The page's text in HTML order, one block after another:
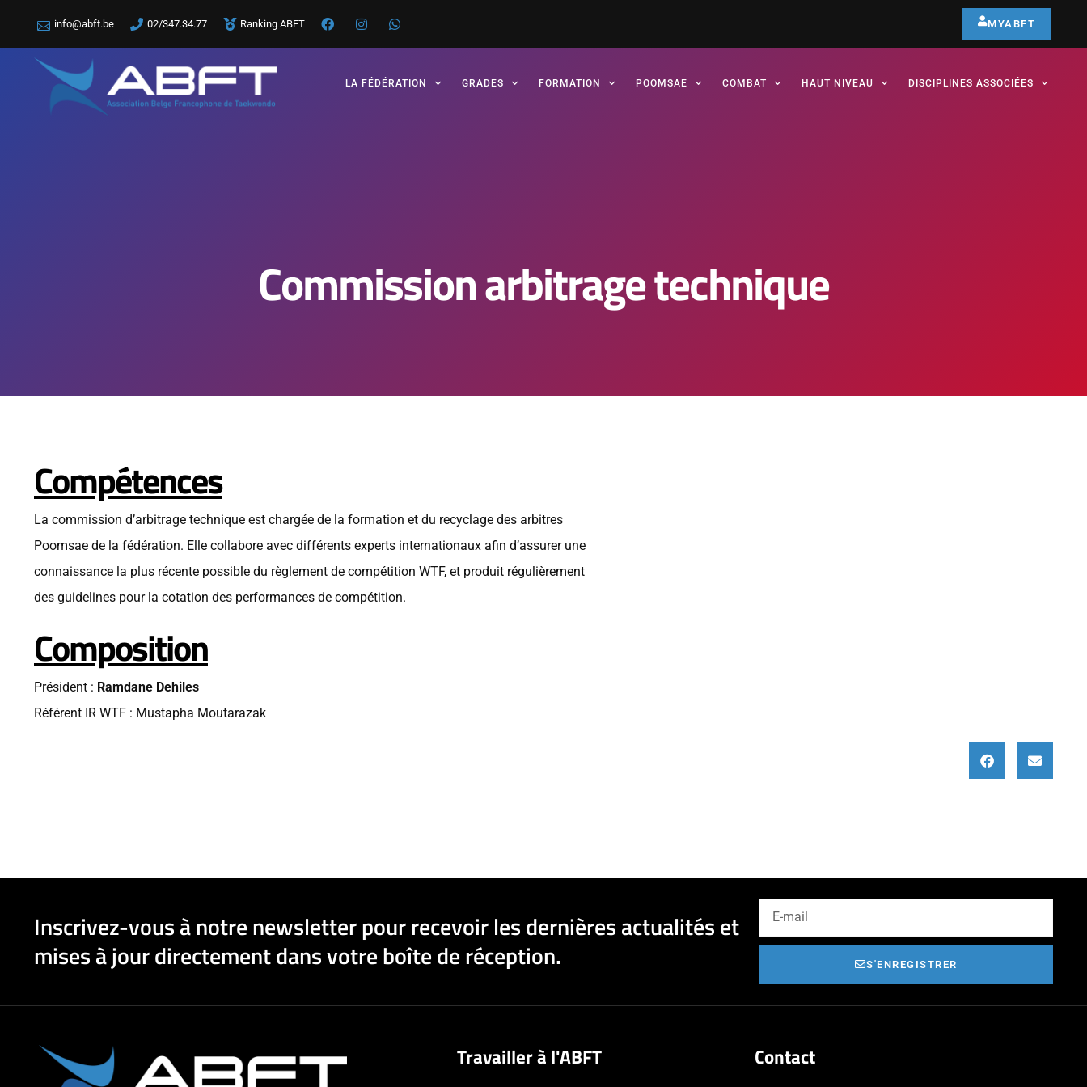
info@abft.be 02/347.34.77 Ranking ABFT MYABFT
LA FÉDÉRATION GRADES FORMATION POOMSAE COMBAT HAUT NIVEAU DISCIPLINES ASSOCIÉES
Commission arbitrage technique
Compétences
La commission d’arbitrage technique est chargée de la formation et du recyclage des arbitres
Poomsae de la fédération. Elle collabore avec différents experts internationaux afin d’assurer une
connaissance la plus récente possible du règlement de compétition WTF, et produit régulièrement
des guidelines pour la cotation des performances de compétition.
Composition
Président : Ramdane Dehiles
Référent IR WTF : Mustapha Moutarazak
Inscrivez-vous à notre newsletter pour recevoir les dernières actualités et
mises à jour directement dans votre boîte de réception.
S'ENREGISTRER
Travailler à l'ABFT Contact